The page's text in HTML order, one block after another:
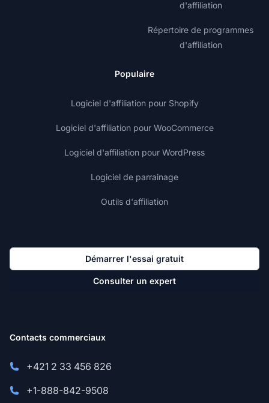
d'affiliation
Répertoire de programmes
d'affiliation
Populaire
Logiciel d'affiliation pour Shopify
Logiciel d'affiliation pour WooCommerce
Logiciel d'affiliation pour WordPress
Logiciel de parrainage
Outils d'affiliation
Démarrer l'essai gratuit
Consulter un expert
Contacts commerciaux
+421 2 33 456 826
+1-888-842-9508